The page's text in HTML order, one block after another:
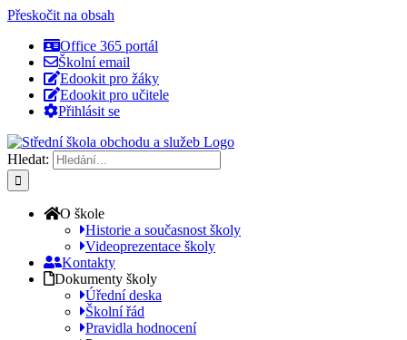
Přeskočit na obsah
Office 365 portál
Školní email
Edookit pro žáky
Edookit pro učitele
Přihlásit se
Hledat:
O škole
Historie a současnost školy
Videoprezentace školy
Kontakty
Dokumenty školy
Úřední deska
Školní řád
Pravidla hodnocení